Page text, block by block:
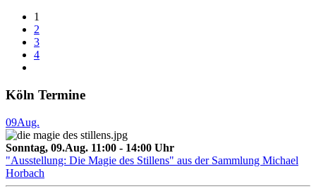
1
2
3
4
Köln Termine
09Aug.
Sonntag, 09.Aug. 11:00 - 14:00 Uhr
"Ausstellung: Die Magie des Stillens" aus der Sammlung Michael
Horbach